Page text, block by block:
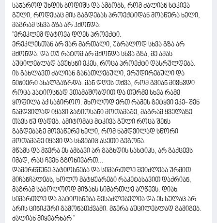
საჯაროდ უხდის ბოდიშს და ამბობს, რომ ძალიან სტკივა
გული, როდესაც მის გაგდებას პროექტიდან მოაწერა ხელი,
მაგრამ სხვა გზა არ ჰქონდა:
"ერეკლემ დატოვა დღეს პროექტი.
ერეკლესთან არ ვარ მართალი, უბრალოდ სხვა გზა არ
მქონდა. და თუ რატომ არ მქონდა სხვა გზა, მე ამას
აუცილებლად ავუხსნი ეკეს, როცა პროექტი დასრულდება.
ის გახლავთ ძალიან განათლებული, ერუდირებული და
ნიჭიერი ახალგაზრდა. მან დღეს თქვა, რომ გვიან მივხვდი
როცა პატიოსნად ვთამაშობდით და თურმე სხვა რამე
ყოფილა აქ საჭიროო. მხოლოდ ერთ რამეს გეტყვი ეკე- შენ
ნამდვილად იყავი პატიოსანი მოთამაშე, მაგრამ ყველაზე
თავს ნუ დადებ. ამიტომაც მტკივა გული როცა შენს
გაგდებაზე მოვაწერე ხელი, რომ ნამდვილად სწორი
მოთამაშე იყავი და სხვებიც ასეთი გეგონა.
მწამს და მჯერა ეს ამბავი არ გაგხდის სასტიკს, არ გაქცევს
იმად, რაც ჩვენ გგონივართ...
დამერწმუნე პატიოსნება და სიმართლე შეიძლება ურმით
მიჩანჩალებს, ხოლო მატყუარები რაკეტასავით დაქრიან,
მაგრამ საბოლოოდ მიზანს სიმართლე აღწევს. დიახ
სიმართლე და პატიოსნება შესაძლებელია და ეს სულაც არ
არის ცინიკური გამონათქვამი. მჯერა აუცილებლად გამიგებ.
ძალიან მიყვარხარ "